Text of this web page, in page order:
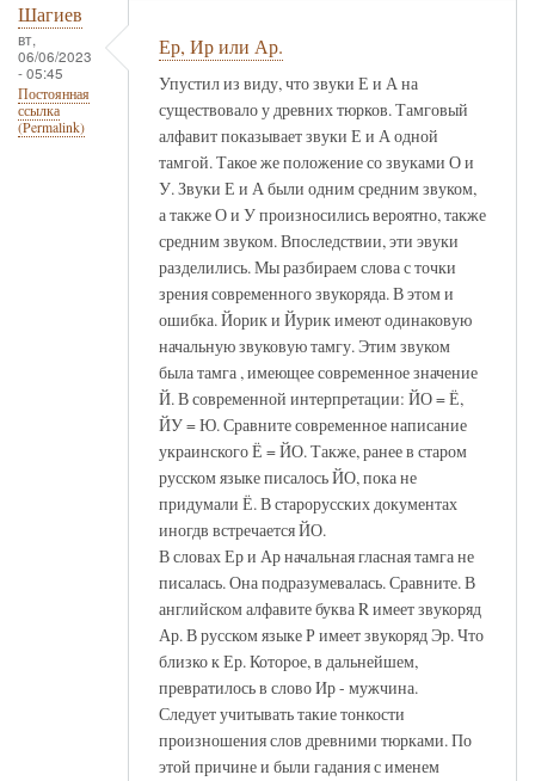
Шагиев
вт,
06/06/2023
- 05:45
Постоянная
ссылка
(Permalink)
Ер, Ир или Ар.
Упустил из виду, что звуки Е и А на
существовало у древних тюрков. Тамговый
алфавит показывает звуки Е и А одной
тамгой. Такое же положение со звуками О и
У. Звуки Е и А были одним средним звуком,
а также О и У произносились вероятно, также
средним звуком. Впоследствии, эти эвуки
разделились. Мы разбираем слова с точки
зрения современного звукоряда. В этом и
ошибка. Йорик и Йурик имеют одинаковую
начальную звуковую тамгу. Этим звуком
была тамга , имеющее современное значение
Й. В современной интерпретации: ЙО = Ё,
ЙУ = Ю. Сравните современное написание
украинского Ё = ЙО. Также, ранее в старом
русском языке писалось ЙО, пока не
придумали Ё. В старорусских документах
иногдв встречается ЙО.
В словах Ер и Ар начальная гласная тамга не
писалась. Она подразумевалась. Сравните. В
английском алфавите буква R имеет звукоряд
Ар. В русском языке Р имеет звукоряд Эр. Что
близко к Ер. Которое, в дальнейшем,
превратилось в слово Ир - мужчина.
Следует учитывать такие тонкости
произношения слов древними тюрками. По
этой причине и были гадания с именем